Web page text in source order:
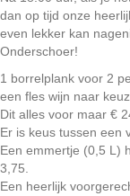
dan op tijd onze
even lekker kan
Onderschoer!
1 borrelplank voor 2
een fles wijn naar
Dit alles voor maar €
Er is keus tussen een
Een emmertje (0,5 L)
3,75.
Een heerlijk